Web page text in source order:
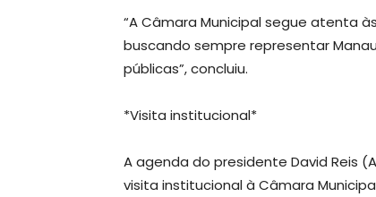
“A Câmara Municipal segue atenta
buscando sempre representar
públicas”, concluiu.
*Visita institucional*
A agenda do presidente David Reis
visita institucional à Câmara